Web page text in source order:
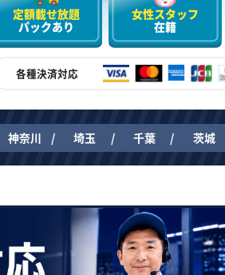
定額載せ放題
パックあり
女性スタッフ
在籍
各種決済対応
神奈川 埼玉 千葉 茨城